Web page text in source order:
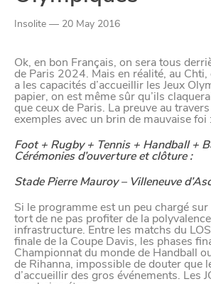
Insolite — 20 May 2016
Ok, en bon Français, on sera tous
de Paris 2024. Mais en réalité, au
a les capacités d’accueillir les Jeux
papier, on est même sûr qu’ils
que ceux de Paris. La preuve au
exemples avec un brin de mauvaise foi :
Foot + Rugby + Tennis + Handball +
Cérémonies d’ouverture et clôture :
Stade Pierre Mauroy – Villeneuve
Si le programme est un peu chargé
tort de ne pas profiter de la
infrastructure. Entre les matchs du
finale de la Coupe Davis, les phases
Championnat du monde de Handball
de Rihanna, impossible de douter que
d’accueillir des gros événements. Les
Paramètres de
Afin de faciliter votre navigation et
apporter le meilleur service
des cookies pour améliorer le site
visiteurs, notamment selon la
Nos politique de confidentialité